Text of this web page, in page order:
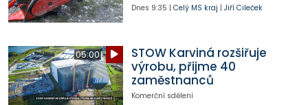
Dnes 9:35 | Celý MS kraj | Jiří Cileček
05:00
STOW Karviná rozšiřuje
výrobu, přijme 40
zaměstnanců
Komerční sdělení